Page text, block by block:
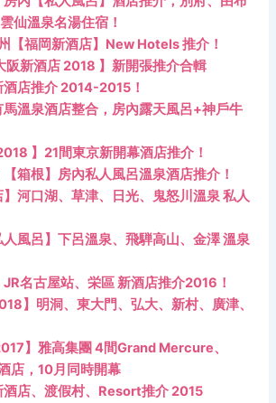
仙溫泉名湯住宿！
【福岡新酒店】New Hotels 推介！
阪新酒店 2018 】新開張推介合輯
酒店推介 2014-2015！
馬溫泉酒店整合，房內露天風呂+神戶牛
】21間東京新開幕酒店推介！
箱根】房內私人風呂溫泉酒店推介！
】河口湖、草津、日光、鬼怒川溫泉 私人
風呂】下呂溫泉、飛騨高山、金澤 溫泉
JR名古屋站、栄區 新酒店推介2016！
】明洞、東大門、弘大、新村、廣津、
】雅高集團 4間Grand Mercure、
店，10月同時開幕
酒店、渡假村、Resort推介 2015